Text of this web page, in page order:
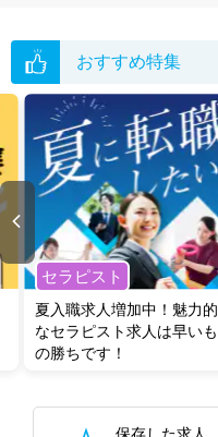
おすすめ特集
セラピスト
夏入職求人増加中！魅力的
なセラピスト求人は早いも
の勝ちです！